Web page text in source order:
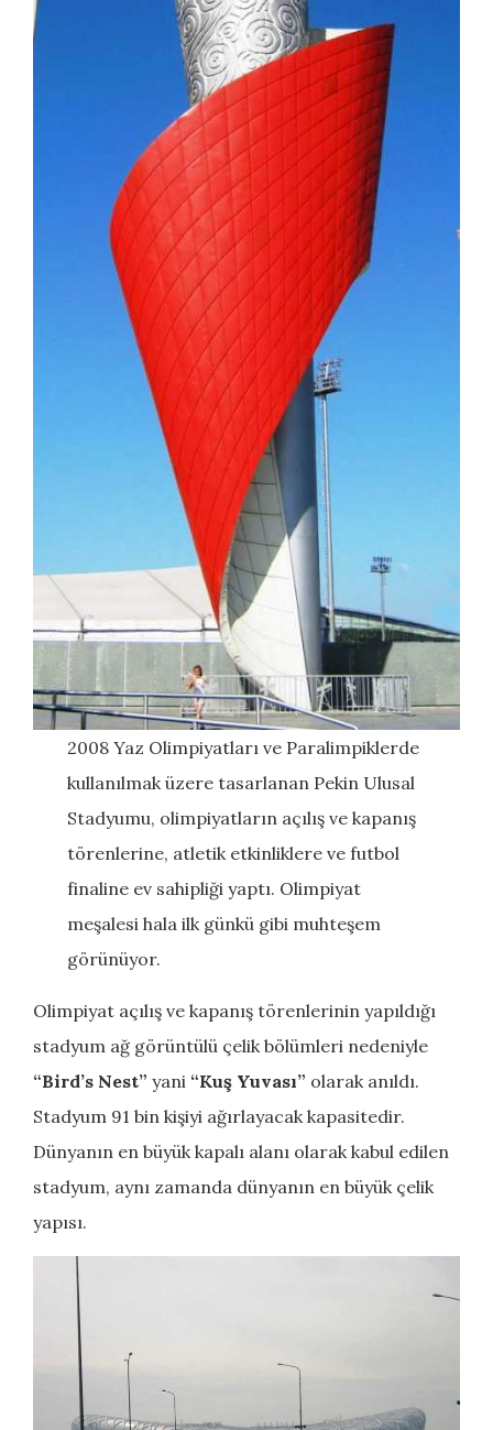
2008 Yaz Olimpiyatları ve Paralimpiklerde
kullanılmak üzere tasarlanan Pekin Ulusal
Stadyumu, olimpiyatların açılış ve kapanış
törenlerine, atletik etkinliklere ve futbol
finaline ev sahipliği yaptı. Olimpiyat
meşalesi hala ilk günkü gibi muhteşem
görünüyor.
Olimpiyat açılış ve kapanış törenlerinin yapıldığı
stadyum ağ görüntülü çelik bölümleri nedeniyle
“Bird’s Nest” yani “Kuş Yuvası” olarak anıldı.
Stadyum 91 bin kişiyi ağırlayacak kapasitedir.
Dünyanın en büyük kapalı alanı olarak kabul edilen
stadyum, aynı zamanda dünyanın en büyük çelik
yapısı.